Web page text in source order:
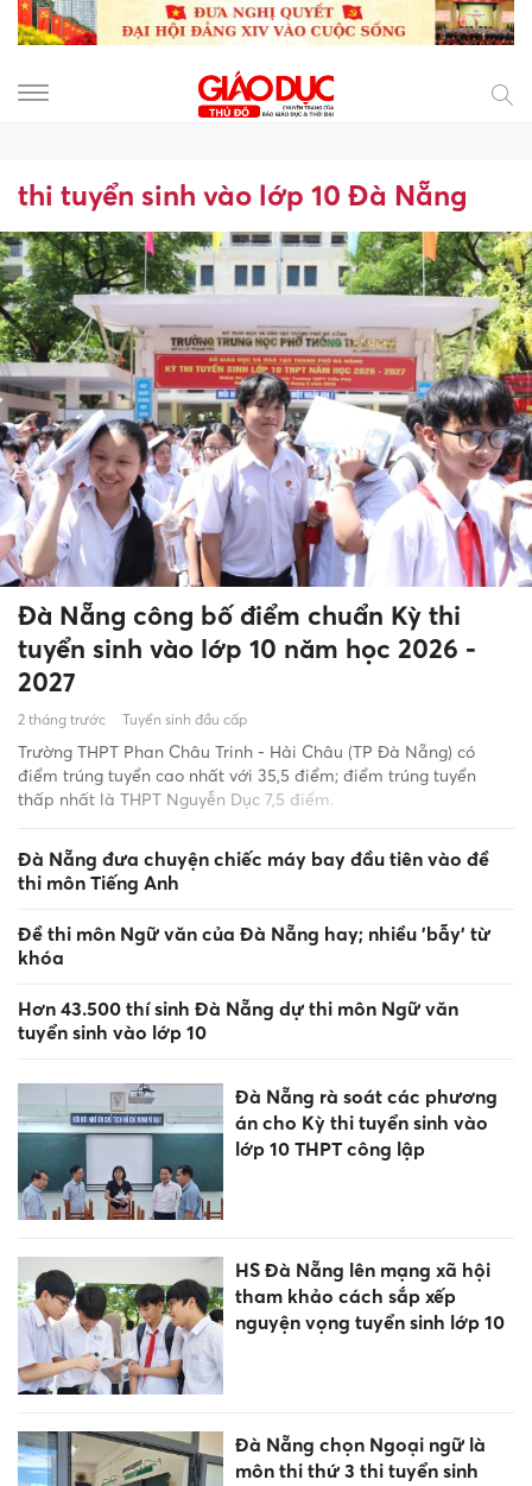
thi tuyển sinh vào lớp 10 Đà Nẵng
Đà Nẵng công bố điểm chuẩn Kỳ thi
tuyển sinh vào lớp 10 năm học 2026 -
2027
2 tháng trước Tuyển sinh đầu cấp
Trường THPT Phan Châu Trinh - Hải Châu (TP Đà Nẵng) có
điểm trúng tuyển cao nhất với 35,5 điểm; điểm trúng tuyển
thấp nhất là THPT Nguyễn Dục 7,5 điểm.
Đà Nẵng đưa chuyện chiếc máy bay đầu tiên vào đề
thi môn Tiếng Anh
Đề thi môn Ngữ văn của Đà Nẵng hay; nhiều 'bẫy' từ
khóa
Hơn 43.500 thí sinh Đà Nẵng dự thi môn Ngữ văn
tuyển sinh vào lớp 10
Đà Nẵng rà soát các phương
án cho Kỳ thi tuyển sinh vào
lớp 10 THPT công lập
HS Đà Nẵng lên mạng xã hội
tham khảo cách sắp xếp
nguyện vọng tuyển sinh lớp 10
Đà Nẵng chọn Ngoại ngữ là
môn thi thứ 3 thi tuyển sinh